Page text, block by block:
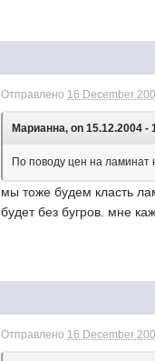
Отправлено 16 December
Марианна, on 15.12.2004 -
По поводу цен на ламинат
мы тоже будем класть
будет без бугров. мне
Отправлено 16 December